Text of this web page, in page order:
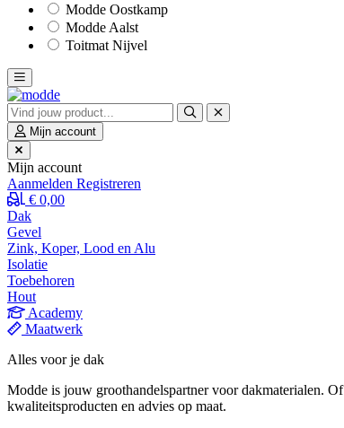
Modde Oostkamp
Modde Aalst
Toitmat Nijvel
Mijn account
Mijn account
Aanmelden Registreren
€ 0,00
Dak
Gevel
Zink, Koper, Lood en Alu
Isolatie
Toebehoren
Hout
Academy
Maatwerk
Alles voor je dak
Modde is jouw groothandelspartner voor dakmaterialen.
kwaliteitsproducten en advies op maat.